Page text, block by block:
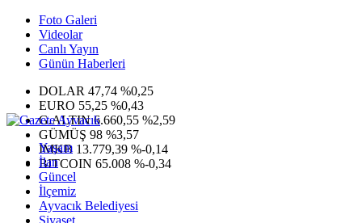
Foto Galeri
Videolar
Canlı Yayın
Günün Haberleri
DOLAR 47,74 %0,25
EURO 55,25 %0,43
G.ALTIN6.660,55 %2,59
GÜMÜŞ 98 %3,57
IMKB 13.779,39 %-0,14
BITCOIN 65.008 %-0,34
Yaşam
İlan
Güncel
İlçemiz
Ayvacık Belediyesi
Siyaset